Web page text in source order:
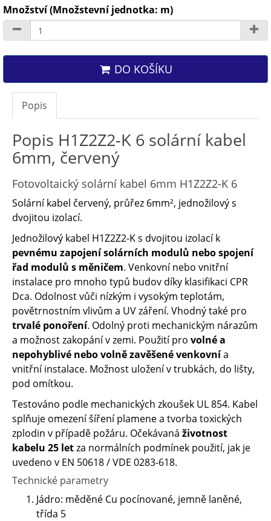
Množství (Množstevní jednotka: m)
DO KOŠÍKU
Popis
Popis H1Z2Z2-K 6 solární kabel
6mm, červený
Fotovoltaický solární kabel 6mm H1Z2Z2-K 6
Solární kabel červený, průřez 6mm², jednožilový s
dvojitou izolací.
Jednožilový kabel H1Z2Z2-K s dvojitou izolací k
pevnému zapojení solárních modulů nebo spojení
řad modulů s měničem. Venkovní nebo vnitřní
instalace pro mnoho typů budov díky klasifikaci CPR
Dca. Odolnost vůči nízkým i vysokým teplotám,
povětrnostním vlivům a UV záření. Vhodný také pro
trvalé ponoření. Odolný proti mechanickým nárazům
a možnost zakopání v zemi. Použití pro volné a
nepohyblivé nebo volně zavěšené venkovnía
vnitřní instalace. Možnost uložení v trubkách, do lišty,
pod omítkou.
Testováno podle mechanických zkoušek UL 854. Kabel
splňuje omezení šíření plamene a tvorba toxických
zplodin v případě požáru. Očekávaná životnost
kabelu 25 letza normálních podmínek použití, jak je
uvedeno v EN 50618 / VDE 0283-618.
Technické parametry
Jádro: měděné Cu pocínované, jemně laněné,
třída 5